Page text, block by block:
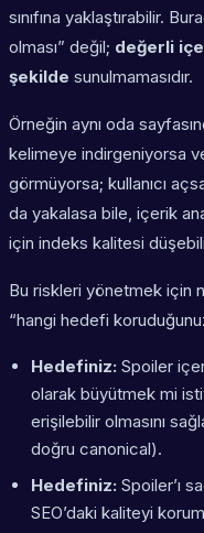
sınıfına yaklaştırabilir.
olması” değil; değerli
şekilde sunulmamasıdır.
Örneğin aynı oda
kelimeye indirgeniyorsa
görmüyorsa; kullanıcı
da yakalasa bile, içerik
için indeks kalitesi
Bu riskleri yönetmek için
“hangi hedefi
Hedefiniz: Spoiler
olarak büyütmek mi
erişilebilir olmasını
doğru canonical).
Hedefiniz: Spoiler’ı
SEO’daki kaliteyi